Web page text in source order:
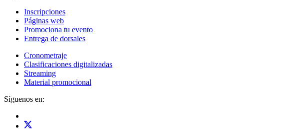
Inscripciones
Páginas web
Promociona tu evento
Entrega de dorsales
Cronometraje
Clasificaciones digitalizadas
Streaming
Material promocional
Síguenos en: